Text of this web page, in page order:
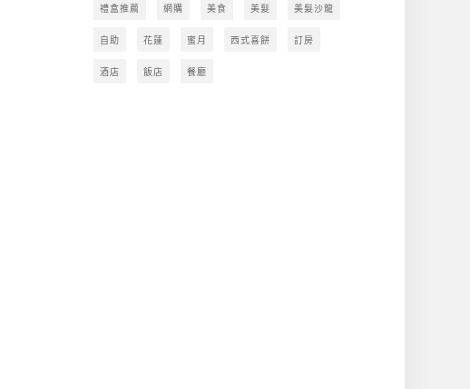
禮盒推薦 網購 美食 美髮 美髮沙龍
自助 花蓮 蜜月 西式喜餅 訂房
酒店 飯店 餐廳